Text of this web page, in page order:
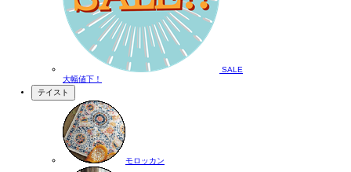
SALE
大幅値下！
テイスト
モロッカン